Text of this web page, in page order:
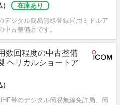
在庫あり
デジタル簡易無線登録局用ミドルア
中古整備品です。
数回程度の中古整備
ヘリカルショートア
帯のデジタル簡易無線免許局、簡